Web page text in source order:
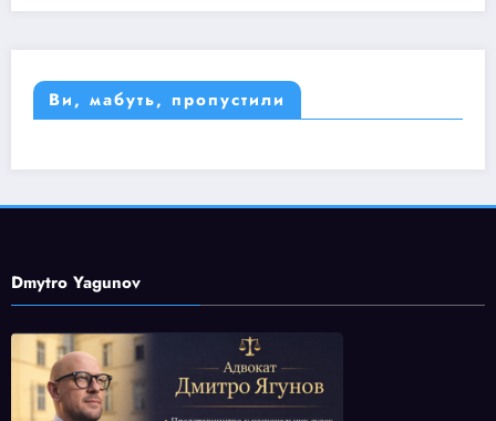
Ви, мабуть, пропустили
Dmytro Yagunov